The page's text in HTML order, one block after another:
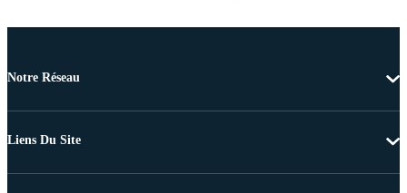
Notre Réseau
Liens Du Site